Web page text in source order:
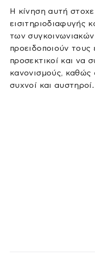
Η κίνηση αυτή
εισιτηριοδιαφυγής
των
προειδοποιούν τους
προσεκτικοί και να
κανονισμούς, καθώς
συχνοί και αυστηροί.